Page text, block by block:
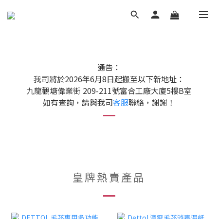
通告：
我司將於2026年6月8日起搬至以下新地址：
九龍觀塘偉業街 209-211號富合工廠大廈5樓B室
如有查詢，請與我司客服聯絡，謝謝！
皇牌熱賣產品